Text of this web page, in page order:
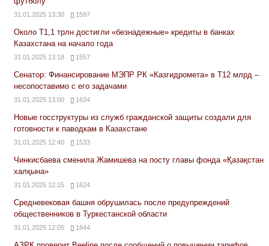
31.01.2025 13:30 1597
Около Т1,1 трлн достигли «безнадежные» кредиты в банках
Казахстана на начало года
31.01.2025 13:18 1557
Сенатор: Финансирование МЭПР РК «Казгидромета» в Т12 млрд –
несопоставимо с его задачами
31.01.2025 13:00 1634
Новые госструктуры из служб гражданской защиты создали для
готовности к паводкам в Казахстане
31.01.2025 12:40 1533
Чинкисбаева сменила Жамишева на посту главы фонда «Қазақстан
халқына»
31.01.2025 12:15 1624
Средневековая башня обрушилась после предупреждений
общественников в Туркестанской области
31.01.2025 12:05 1644